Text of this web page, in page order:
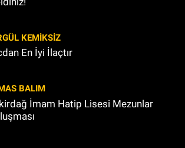
KEMİKSİZ
En İyi İlaçtır
BALIM
İmam Hatip Lisesi Mezunlar